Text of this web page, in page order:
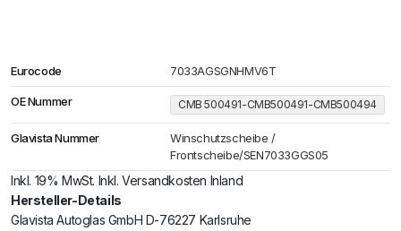
Eurocode 7033AGSGNHMV6T
OE Nummer CMB 500491-CMB500491-CMB500494
Glavista Nummer
Winschutzscheibe /
Frontscheibe/SEN7033GGS05
Inkl. 19% MwSt. Inkl. Versandkosten Inland
Hersteller-Details
Glavista Autoglas GmbH D-76227 Karlsruhe